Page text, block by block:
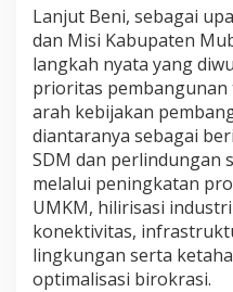
Lanjut Beni, sebagai
dan Misi Kabupaten
langkah nyata yang
prioritas pembangunan
arah kebijakan
diantaranya sebagai
SDM dan perlindungan
melalui peningkatan
UMKM, hilirisasi
konektivitas,
lingkungan serta
optimalisasi birokrasi.